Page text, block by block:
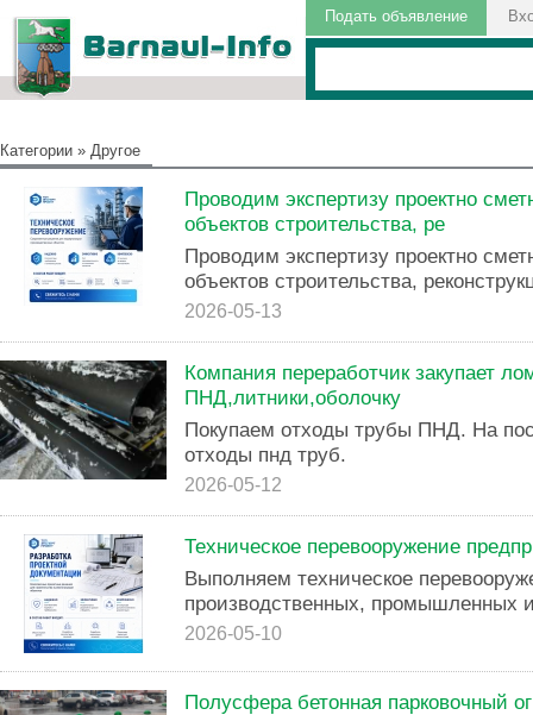
Подать объявление
Категории » Другое
Проводим экспертизу проектно
объектов строительства, ре
Проводим экспертизу проектно
объектов строительства,
2026-05-13
Компания переработчик закупает
ПНД,литники,оболочку
Покупаем отходы трубы ПНД. На
отходы пнд труб.
2026-05-12
Техническое перевооружение
Выполняем техническое
производственных, промышленных
2026-05-10
Полусфера бетонная парковочный